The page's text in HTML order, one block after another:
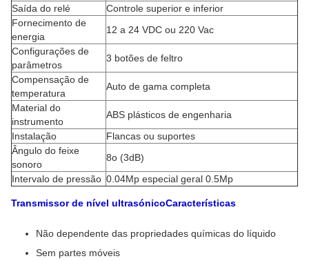
Saída do relé
Controle superior e inferior
Fornecimento de
energia
12 a 24 VDC ou 220 Vac
Configurações de
parâmetros
3 botões de feltro
Compensação de
temperatura
Auto de gama completa
Material do
instrumento
ABS plásticos de engenharia
Instalação
Flancas ou suportes
Ângulo do feixe
sonoro
8o (3dB)
Intervalo de pressão 0.04Mp especial geral 0.5Mp
Transmissor de nível ultrasónicoCaracterísticas
Não dependente das propriedades químicas do líquido
Sem partes móveis